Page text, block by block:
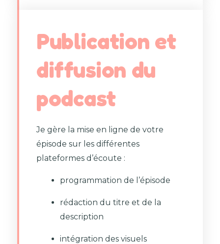
Publication et
diffusion du
podcast
Je gère la mise en ligne de votre
épisode sur les différentes
plateformes d’écoute :
programmation de l’épisode
rédaction du titre et de la
description
intégration des visuels